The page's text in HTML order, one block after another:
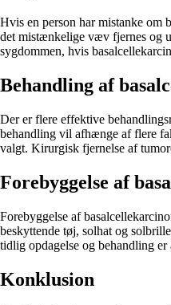
Hvis en person har mistanke om
det mistænkelige væv fjernes og
sygdommen, hvis
Behandling af
Der er flere effektive
behandling vil afhænge af flere
valgt. Kirurgisk fjernelse af
Forebyggelse af
Forebyggelse af
beskyttende tøj, solhat og
tidlig opdagelse og behandling
Konklusion